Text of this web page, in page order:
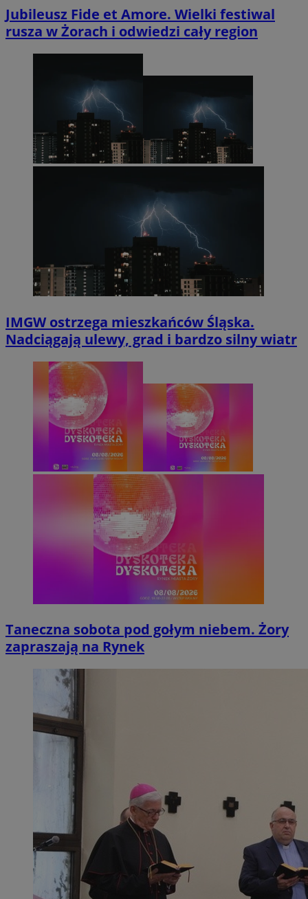
Jubileusz Fide et Amore. Wielki festiwal
rusza w Żorach i odwiedzi cały region
IMGW ostrzega mieszkańców Śląska.
Nadciągają ulewy, grad i bardzo silny wiatr
Taneczna sobota pod gołym niebem. Żory
zapraszają na Rynek